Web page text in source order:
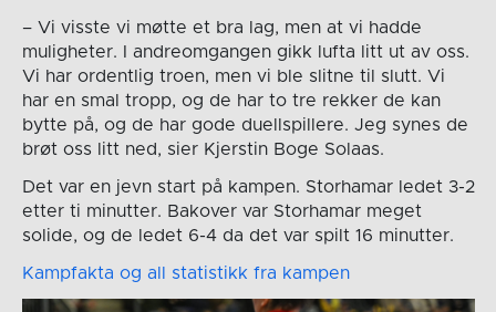
– Vi visste vi møtte et bra lag, men at vi hadde
muligheter. I andreomgangen gikk lufta litt ut av oss.
Vi har ordentlig troen, men vi ble slitne til slutt. Vi
har en smal tropp, og de har to tre rekker de kan
bytte på, og de har gode duellspillere. Jeg synes de
brøt oss litt ned, sier Kjerstin Boge Solaas.
Det var en jevn start på kampen. Storhamar ledet 3-2
etter ti minutter. Bakover var Storhamar meget
solide, og de ledet 6-4 da det var spilt 16 minutter.
Kampfakta og all statistikk fra kampen